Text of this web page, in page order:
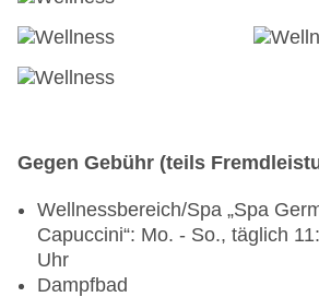
Gegen Gebühr (teils
Wellnessbereich/Spa „Spa
Capuccini“: Mo. - So., täglich
Uhr
Dampfbad